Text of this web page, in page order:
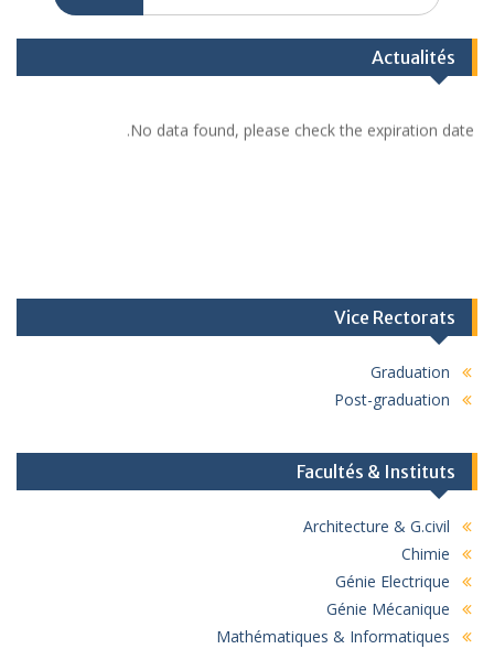
Actualités
Vice Rectorats
Graduation
Post-graduation
Facultés & Instituts
Architecture & G.civil
Chimie
Génie Electrique
Génie Mécanique
Mathématiques & Informatiques